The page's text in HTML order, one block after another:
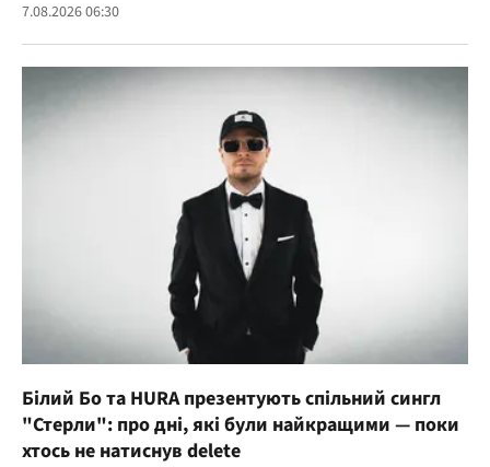
7.08.2026 06:30
Білий Бо та HURA презентують спільний сингл
"Стерли": про дні, які були найкращими — поки
хтось не натиснув delete